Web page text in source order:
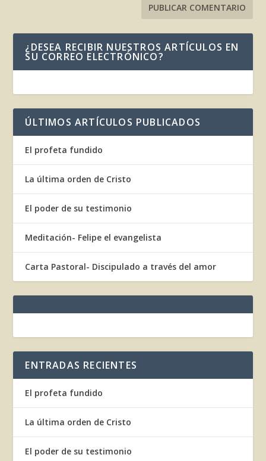
¿DESEA RECIBIR NUESTROS ARTÍCULOS EN
SU CORREO ELECTRÓNICO?
ÚLTIMOS ARTÍCULOS PUBLICADOS
El profeta fundido
La última orden de Cristo
El poder de su testimonio
Meditación- Felipe el evangelista
Carta Pastoral- Discipulado a través del amor
ENTRADAS RECIENTES
El profeta fundido
La última orden de Cristo
El poder de su testimonio